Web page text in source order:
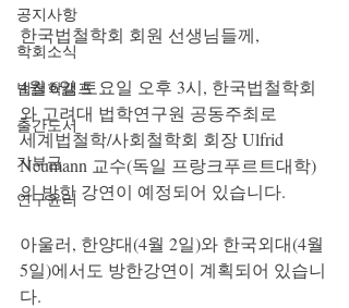
공지사항
학회소식
법철학캠프
출간도서
기부금
연구윤리
한국법철학회 회원 선생님들께,
4월 6일 토요일 오후 3시, 한국법철학회
와 고려대 법학연구원 공동주최로
세계법철학/사회철학회 회장 Ulfrid
Neumann 교수(독일 프랑크푸르트대학)
의 방한 강연이 예정되어 있습니다.
아울러, 한양대(4월 2일)와 한국외대(4월
5일)에서도 방한강연이 계획되어 있습니
다.